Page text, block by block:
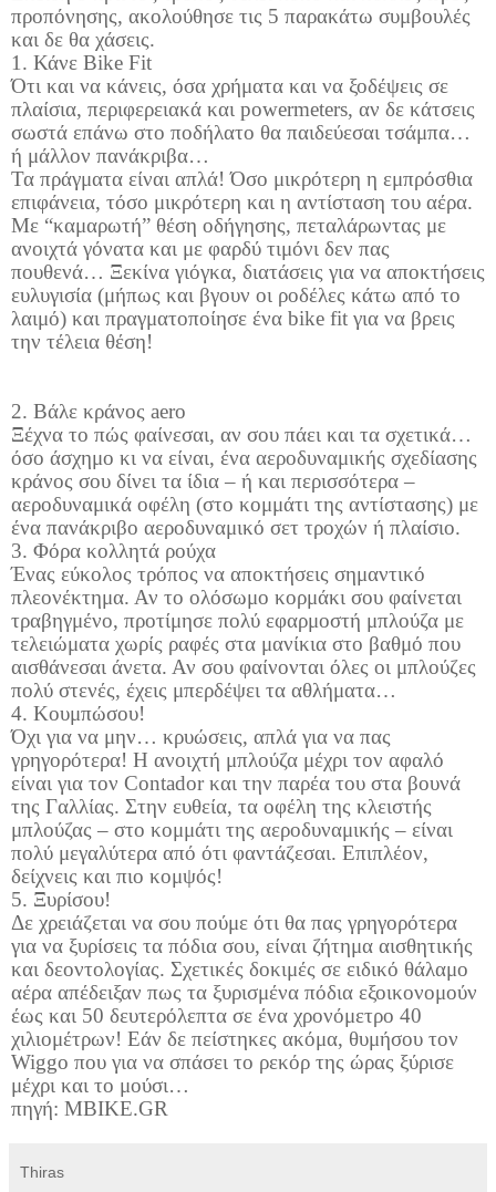
προπόνησης, ακολούθησε τις 5 παρακάτω συμβουλές
και δε θα χάσεις.
1. Κάνε Bike Fit
Ότι και να κάνεις, όσα χρήματα και να ξοδέψεις σε
πλαίσια, περιφερειακά και powermeters, αν δε κάτσεις
σωστά επάνω στο ποδήλατο θα παιδεύεσαι τσάμπα…
ή μάλλον πανάκριβα…
Τα πράγματα είναι απλά! Όσο μικρότερη η εμπρόσθια
επιφάνεια, τόσο μικρότερη και η αντίσταση του αέρα.
Με “καμαρωτή” θέση οδήγησης, πεταλάρωντας με
ανοιχτά γόνατα και με φαρδύ τιμόνι δεν πας
πουθενά… Ξεκίνα γιόγκα, διατάσεις για να αποκτήσεις
ευλυγισία (μήπως και βγουν οι ροδέλες κάτω από το
λαιμό) και πραγματοποίησε ένα bike fit για να βρεις
την τέλεια θέση!
2. Βάλε κράνος aero
Ξέχνα το πώς φαίνεσαι, αν σου πάει και τα σχετικά…
όσο άσχημο κι να είναι, ένα αεροδυναμικής σχεδίασης
κράνος σου δίνει τα ίδια – ή και περισσότερα –
αεροδυναμικά οφέλη (στο κομμάτι της αντίστασης) με
ένα πανάκριβο αεροδυναμικό σετ τροχών ή πλαίσιο.
3. Φόρα κολλητά ρούχα
Ένας εύκολος τρόπος να αποκτήσεις σημαντικό
πλεονέκτημα. Αν το ολόσωμο κορμάκι σου φαίνεται
τραβηγμένο, προτίμησε πολύ εφαρμοστή μπλούζα με
τελειώματα χωρίς ραφές στα μανίκια στο βαθμό που
αισθάνεσαι άνετα. Αν σου φαίνονται όλες οι μπλούζες
πολύ στενές, έχεις μπερδέψει τα αθλήματα…
4. Κουμπώσου!
Όχι για να μην… κρυώσεις, απλά για να πας
γρηγορότερα! Η ανοιχτή μπλούζα μέχρι τον αφαλό
είναι για τον Contadorκαι την παρέα του στα βουνά
της Γαλλίας. Στην ευθεία, τα οφέλη της κλειστής
μπλούζας – στο κομμάτι της αεροδυναμικής – είναι
πολύ μεγαλύτερα από ότι φαντάζεσαι. Επιπλέον,
δείχνεις και πιο κομψός!
5. Ξυρίσου!
Δε χρειάζεται να σου πούμε ότι θα πας γρηγορότερα
για να ξυρίσεις τα πόδια σου, είναι ζήτημα αισθητικής
και δεοντολογίας. Σχετικές δοκιμές σε ειδικό θάλαμο
αέρα απέδειξαν πως τα ξυρισμένα πόδια εξοικονομούν
έως και 50 δευτερόλεπτα σε ένα χρονόμετρο 40
χιλιομέτρων! Εάν δε πείστηκες ακόμα, θυμήσου τον
Wiggo που για να σπάσει το ρεκόρ της ώρας ξύρισε
μέχρι και το μούσι…
πηγή: MBIKE.GR
Thiras